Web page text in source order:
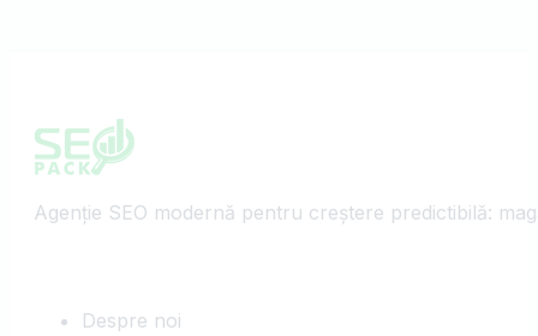
Agenție SEO modernă pentru creștere predictibilă:
Despre noi